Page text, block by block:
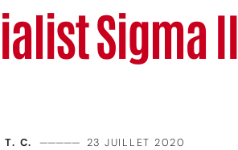
Sigma II
T. C. ————— 23 JUILLET 2020